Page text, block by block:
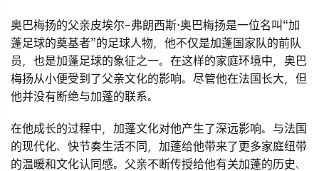
奥巴梅扬的父亲皮埃尔-弗朗西斯·奥巴梅扬是一位名叫“加
蓬足球的奠基者”的足球人物，他不仅是加蓬国家队的前队
员，也是加蓬足球的象征之一。在这样的家庭环境中，奥巴
梅扬从小便受到了父亲文化的影响。尽管他在法国长大，但
他并没有断绝与加蓬的联系。
在他成长的过程中，加蓬文化对他产生了深远影响。与法国
的现代化、快节奏生活不同，加蓬给他带来了更多家庭纽带
的温暖和文化认同感。父亲不断传授给他有关加蓬的历史、